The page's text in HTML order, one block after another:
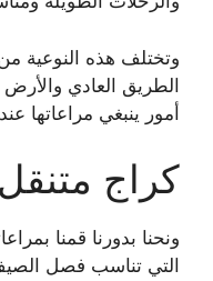
وتختلف هذه النوعية من
الطريق العادي والأرض
أمور ينبغي مراعاتها
كراج متنقل
ونحنا بدورنا قمنا
التي تناسب فصل